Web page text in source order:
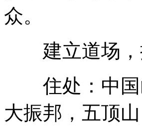
众。
建立道场，
住处：中国
大振邦，五顶